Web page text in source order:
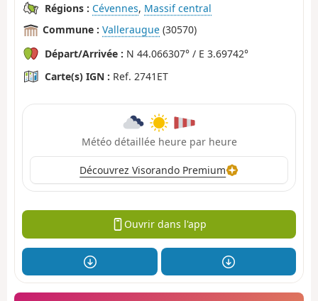
Régions : Cévennes, Massif central
Commune : Valleraugue (30570)
Départ/Arrivée : N 44.066307° / E 3.69742°
Carte(s) IGN : Ref. 2741ET
Météo détaillée heure par heure
Découvrez Visorando Premium
Ouvrir dans l'app